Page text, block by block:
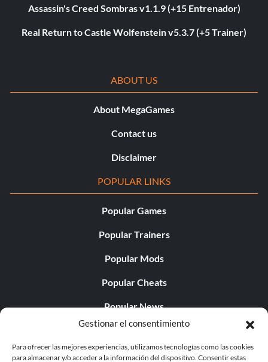
Gestionar el consentimiento
Para ofrecer las mejores experiencias, utilizamos tecnologías como las cookies
para almacenar y/o acceder a la información del dispositivo. Consentir estas
Assassin's Creed Sombras v1.1.9 (+15 Entrenador)
Real Return to Castle Wolfenstein v5.3.7 (+5 Trainer)
ABOUT US
About MegaGames
Contact us
Disclaimer
POPULAR LINKS
Popular Games
Popular Trainers
Popular Mods
Popular Cheats
Popular News
Popular Editorials
Popular Free Games